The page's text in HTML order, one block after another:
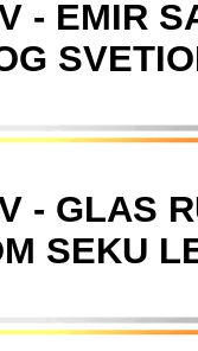
- EMIR
- GLAS
SEKU